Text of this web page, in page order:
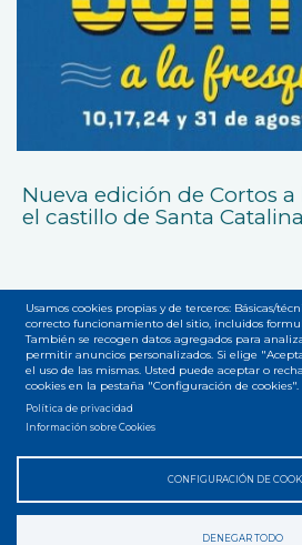
Nueva edición de Cortos
el castillo de Santa Catalina
Menú
del
Accesibilidad Privacidad Legal
Usamos cookies propias y de terceros: Básicas/
correcto funcionamiento del sitio, incluidos
También se recogen datos agregados para
permitir anuncios personalizados. Si elige
el uso de las mismas. Usted puede aceptar o
cookies en la pestaña "Configuración de cookies".
Política de privacidad
Información sobre Cookies
CONFIGURACIÓN DE
DENEGAR TODO